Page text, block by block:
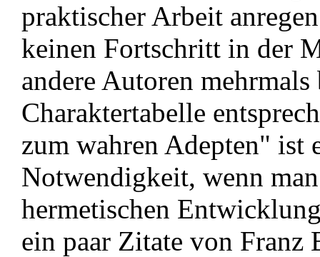
praktischer Arbeit
keinen Fortschritt in der
andere Autoren
Charaktertabelle
zum wahren Adepten" ist
Notwendigkeit, wenn
hermetischen
ein paar Zitate von Franz